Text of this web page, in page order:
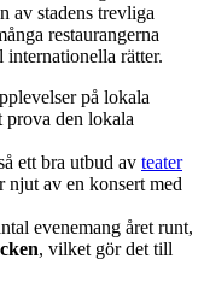
av stadens trevliga
restaurangerna
rätter.
på lokala
prova den lokala
ett bra utbud av teater
njut av en konsert med
evenemang året runt,
, vilket gör det till